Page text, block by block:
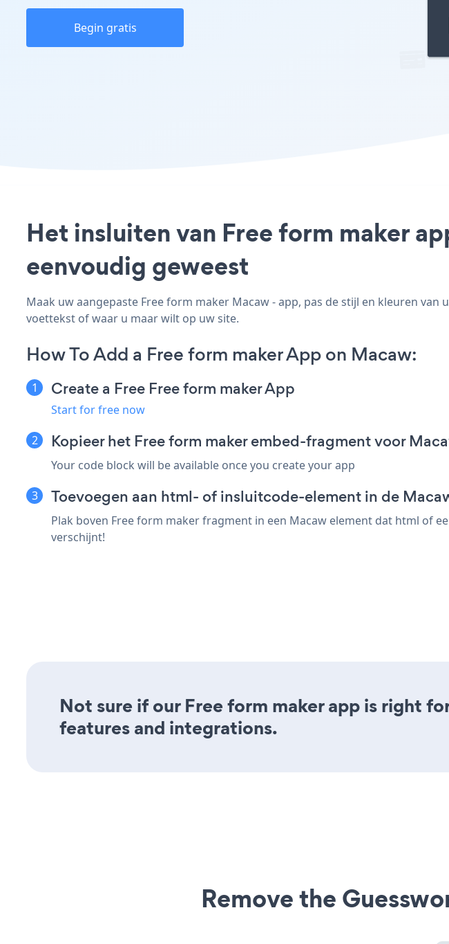
Begin gratis
Het insluiten van Free form maker
eenvoudig geweest
Maak uw aangepaste Free form maker Macaw - app, pas de stijl en kleuren
voettekst of waar u maar wilt op uw site.
How To Add a Free form maker App on Macaw:
Create a Free Free form maker App
Start for free now
Kopieer het Free form maker embed-fragment voor
Your code block will be available once you create your app
Toevoegen aan html- of insluitcode-element in de
Plak boven Free form maker fragment in een Macaw element dat html of
verschijnt!
Not sure if our Free form maker app is right
features and integrations.
Remove the